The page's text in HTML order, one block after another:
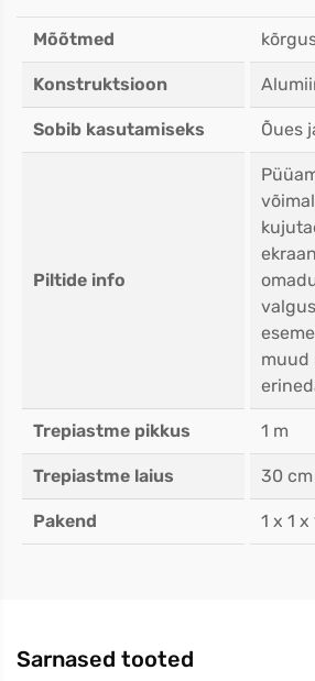
Mõõtmed
Konstruktsioon
Sobib kasutamiseks Õues
Piltide info
muud
Trepiastme pikkus 1 m
Trepiastme laius 30 cm
Pakend 1 x 1 x
Sarnased tooted